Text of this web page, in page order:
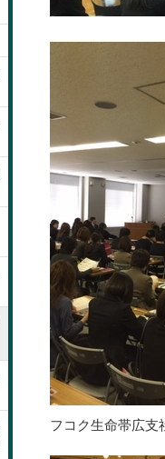
フコク生命帯広支